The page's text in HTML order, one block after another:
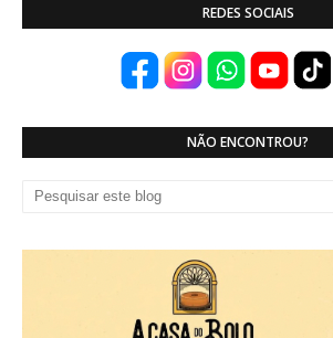
REDES SOCIAIS
NÃO ENCONTROU?